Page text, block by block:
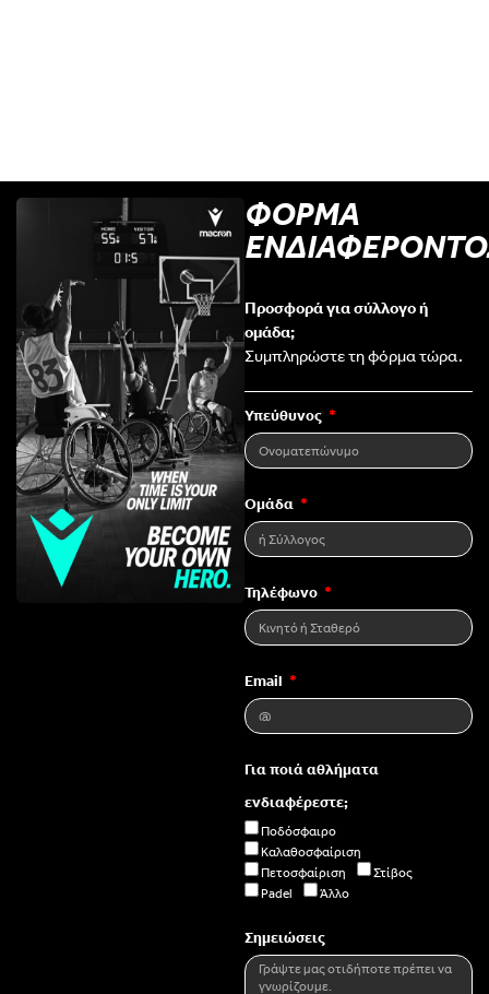
ΦΟΡΜΑ
Προσφορά για σύλλογο ή
ομάδα;
Συμπληρώστε τη φόρμα τώρα.
Υπεύθυνος
Ομάδα
Τηλέφωνο
Email
Για ποιά αθλήματα
ενδιαφέρεστε;
Ποδόσφαιρο
Καλαθοσφαίριση
Πετοσφαίριση
Στίβος
Padel
Άλλο
Σημειώσεις